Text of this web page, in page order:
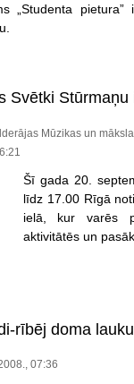
„Studenta pietura”
Svētki Stūrmaņu
Mūzikas un
Šī gada 20.
līdz 17.00 Rīgā
ielā, kur varēs
aktivitātēs un
rībēj doma
07:36